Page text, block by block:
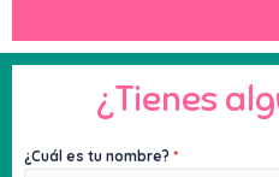
¿Tienes
¿Cuál es tu nombre? *